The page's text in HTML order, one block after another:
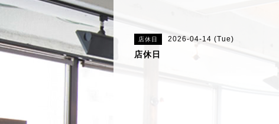
店休日 2026-04-14 (Tue)
店休日